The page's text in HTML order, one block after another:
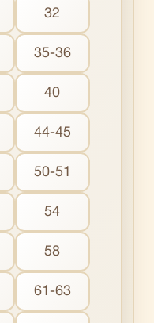
32
35-36
40
44-45
50-51
54
58
61-63